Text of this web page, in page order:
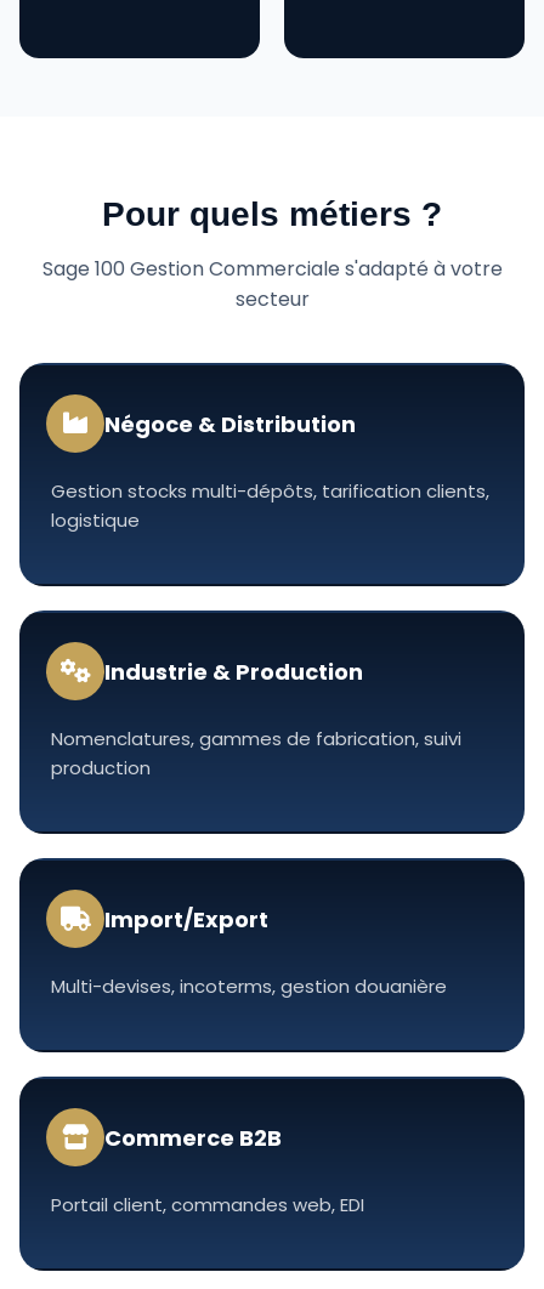
Pour quels métiers ?
Sage 100 Gestion Commerciale s'adapté à votre
secteur
Négoce & Distribution
Gestion stocks multi-dépôts, tarification clients,
logistique
Industrie & Production
Nomenclatures, gammes de fabrication, suivi
production
Import/Export
Multi-devises, incoterms, gestion douanière
Commerce B2B
Portail client, commandes web, EDI